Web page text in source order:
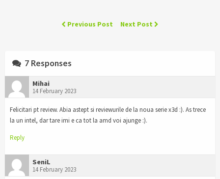
Previous Post Next Post
7 Responses
Mihai
14 February 2023
Felicitari pt review. Abia astept si reviewurile de la noua serie x3d :). As trece
la un intel, dar tare imi e ca tot la amd voi ajunge :).
Reply
SeniL
14 February 2023